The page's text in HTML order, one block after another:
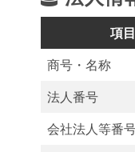
項目
商号・名称
法人番号
会社法人等番